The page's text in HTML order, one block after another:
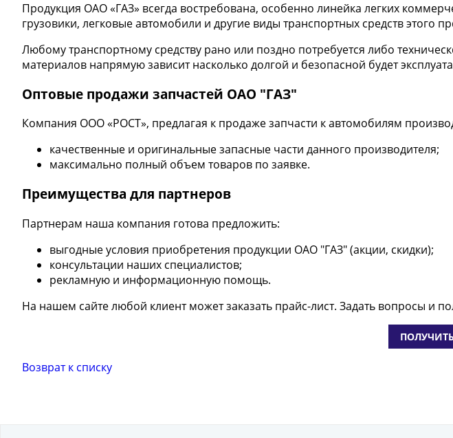
Продукция ОАО «ГАЗ» всегда востребована, особенно линейка легких
грузовики, легковые автомобили и другие виды транспортных средств этого
Любому транспортному средству рано или поздно потребуется либо
материалов напрямую зависит насколько долгой и безопасной будет
Оптовые продажи запчастей ОАО "ГАЗ"
Компания ООО «РОСТ», предлагая к продаже запчасти к автомобилям
качественные и оригинальные запасные части данного производителя;
максимально полный объем товаров по заявке.
Преимущества для партнеров
Партнерам наша компания готова предложить:
выгодные условия приобретения продукции ОАО "ГАЗ" (акции, скидки);
консультации наших специалистов;
рекламную и информационную помощь.
На нашем сайте любой клиент может заказать прайс-лист. Задать вопросы
Возврат к списку